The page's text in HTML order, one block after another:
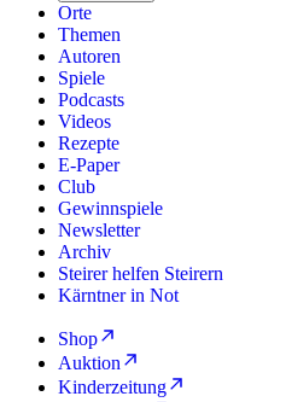
Orte
Themen
Autoren
Spiele
Podcasts
Videos
Rezepte
E-Paper
Club
Gewinnspiele
Newsletter
Archiv
Steirer helfen Steirern
Kärntner in Not
Shop
Auktion
Kinderzeitung